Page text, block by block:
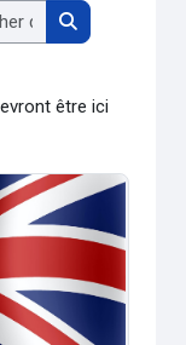
Rechercher des
Rechercher
être ici